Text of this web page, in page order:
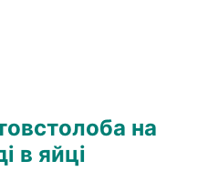
на
в яйці